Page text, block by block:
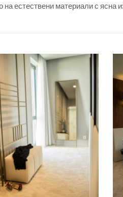
естествени материали с ясна